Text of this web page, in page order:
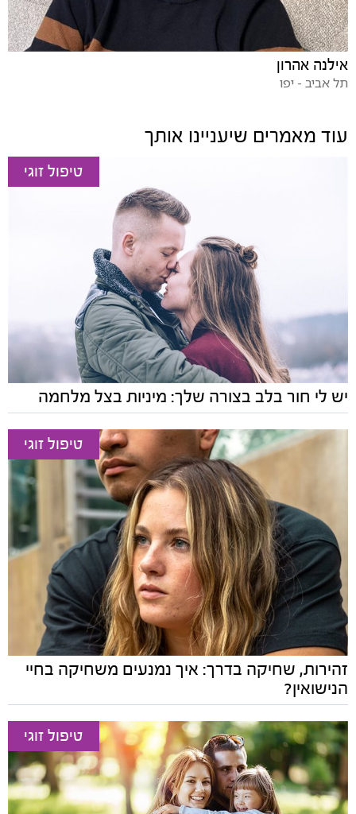
אילנה אהרון
תל אביב - יפו
עוד מאמרים שיעניינו אותך
טיפול זוגי
יש לי חור בלב בצורה שלך: מיניות בצל מלחמה
טיפול זוגי
זהירות, שחיקה בדרך: איך נמנעים משחיקה בחיי
הנישואין?
טיפול זוגי